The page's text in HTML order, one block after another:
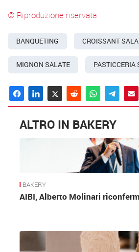
© Riproduzione riservata
BANQUETING CROISSANT
MIGNON SALATE PASTICCERIA
ALTRO IN BAKERY
BAKERY
AIBI, Alberto Molinari